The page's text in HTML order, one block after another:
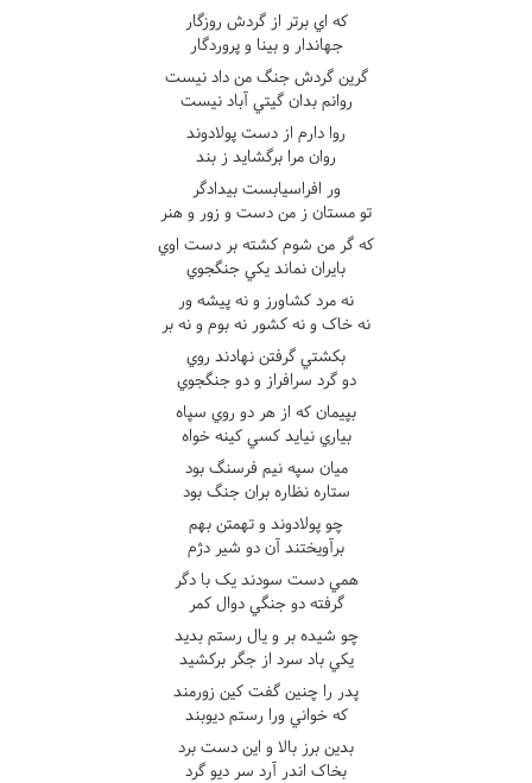
که اي برتر از گردش روزگار
جهاندار و بينا و پروردگار
گرين گردش جنگ من داد نيست
روانم بدان گيتي آباد نيست
روا دارم از دست پولادوند
روان مرا برگشايد ز بند
ور افراسيابست بيدادگر
تو مستان ز من دست و زور و هنر
که گر من شوم کشته بر دست اوي
بايران نماند يکي جنگجوي
نه مرد کشاورز و نه پيشه ور
نه خاک و نه کشور نه بوم و نه بر
بکشتي گرفتن نهادند روي
دو گرد سرافراز و دو جنگجوي
بپيمان که از هر دو روي سپاه
بياري نيايد کسي کينه خواه
ميان سپه نيم فرسنگ بود
ستاره نظاره بران جنگ بود
چو پولادوند و تهمتن بهم
برآويختند آن دو شير دژم
همي دست سودند يک با دگر
گرفته دو جنگي دوال کمر
چو شيده بر و يال رستم بديد
يکي باد سرد از جگر برکشيد
پدر را چنين گفت کين زورمند
که خواني ورا رستم ديوبند
بدين برز بالا و اين دست برد
بخاک اندر آرد سر ديو گرد